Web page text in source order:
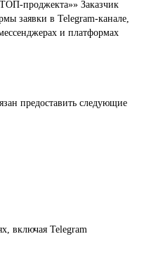
ТОП-проджекта»» Заказчик
заявки в Telegram-канале,
и платформах
предоставить следующие
включая Telegram